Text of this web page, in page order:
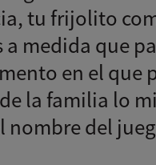
tu frijolito
medida que
en el que
la familia lo
nombre del